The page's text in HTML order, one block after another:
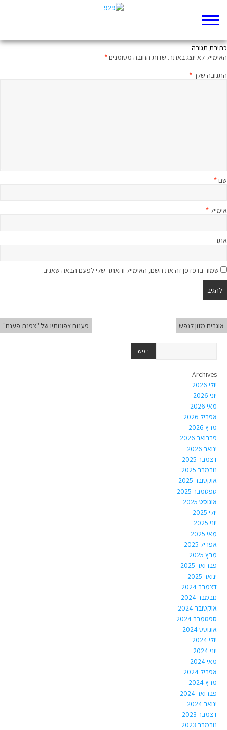
כתיבת תגובה
האימייל לא יוצג באתר. שדות החובה מסומנים*
התגובה שלך*
שם*
אימייל *
אתר
שמור בדפדפן זה את השם, האימייל והאתר שלי לפעם הבאה שאגיב.
אוגרים מזון לנפש פענוח צפונותיו של "צפנת פענח"
Archives
יולי 2026
יוני 2026
מאי 2026
אפריל 2026
מרץ 2026
פברואר 2026
ינואר 2026
דצמבר 2025
נובמבר 2025
אוקטובר 2025
ספטמבר 2025
אוגוסט 2025
יולי 2025
יוני 2025
מאי 2025
אפריל 2025
מרץ 2025
פברואר 2025
ינואר 2025
דצמבר 2024
נובמבר 2024
אוקטובר 2024
ספטמבר 2024
אוגוסט 2024
יולי 2024
יוני 2024
מאי 2024
אפריל 2024
מרץ 2024
פברואר 2024
ינואר 2024
דצמבר 2023
נובמבר 2023